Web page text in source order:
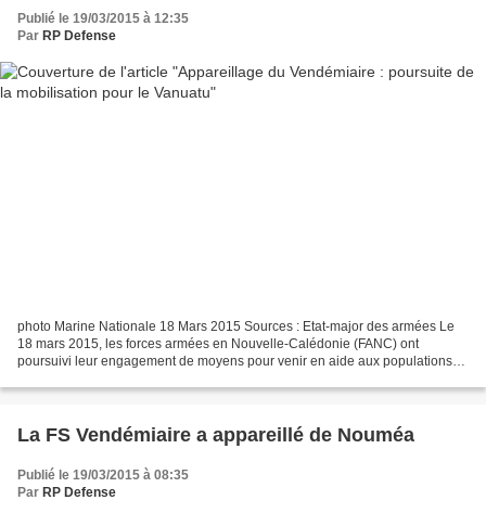
Publié le 19/03/2015 à 12:35
Par RP Defense
photo Marine Nationale 18 Mars 2015 Sources : Etat-major des armées Le
18 mars 2015, les forces armées en Nouvelle-Calédonie (FANC) ont
poursuivi leur engagement de moyens pour venir en aide aux populations
La FS Vendémiaire a appareillé de Nouméa
Publié le 19/03/2015 à 08:35
Par RP Defense